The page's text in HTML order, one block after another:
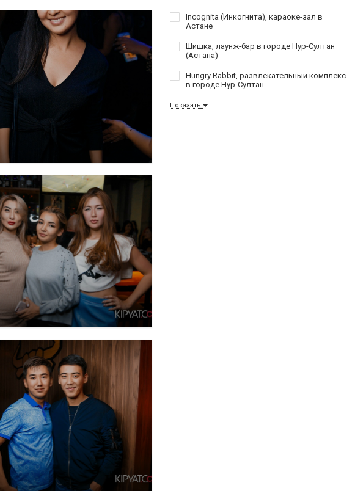
Incognita (Инкогнита), караоке-зал в
Астане
Шишка, лаунж-бар в городе Нур-Султан
(Астана)
Hungry Rabbit, развлекательный комплекс
в городе Нур-Султан
Показать